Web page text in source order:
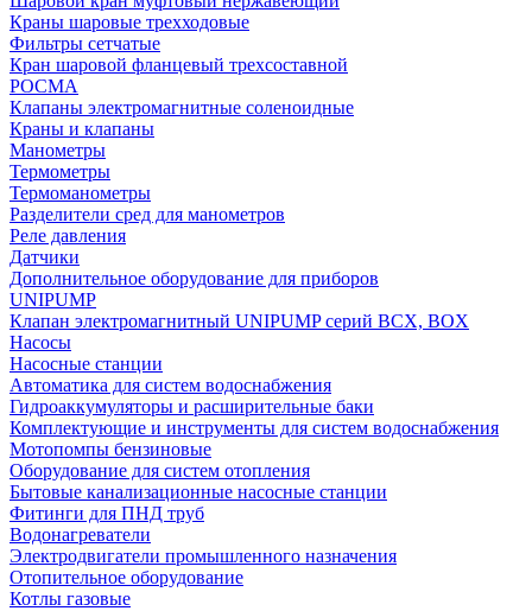
Краны шаровые трехходовые
Фильтры сетчатые
Кран шаровой фланцевый трехсоставной
РОСМА
Клапаны электромагнитные соленоидные
Краны и клапаны
Манометры
Термометры
Термоманометры
Разделители сред для манометров
Реле давления
Датчики
Дополнительное оборудование для приборов
UNIPUMP
Клапан электромагнитный UNIPUMP серий BCX, BOX
Насосы
Насосные станции
Автоматика для систем водоснабжения
Гидроаккумуляторы и расширительные баки
Комплектующие и инструменты для систем водоснабжения
Мотопомпы бензиновые
Оборудование для систем отопления
Бытовые канализационные насосные станции
Фитинги для ПНД труб
Водонагреватели
Электродвигатели промышленного назначения
Отопительное оборудование
Котлы газовые